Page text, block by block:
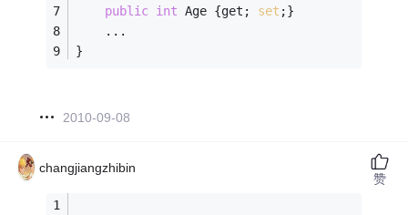
public int Age {get; set ;}
    ...
}
2010-09-08
changjiangzhibin
赞